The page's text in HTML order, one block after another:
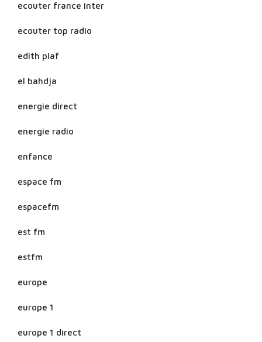
ecouter france inter
ecouter top radio
edith piaf
el bahdja
energie direct
energie radio
enfance
espace fm
espacefm
est fm
estfm
europe
europe 1
europe 1 direct